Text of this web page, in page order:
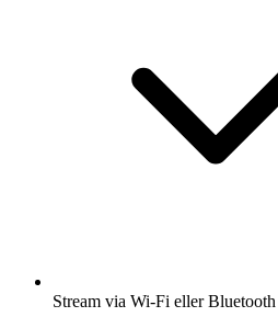
Stream via Wi-Fi eller Bluetooth